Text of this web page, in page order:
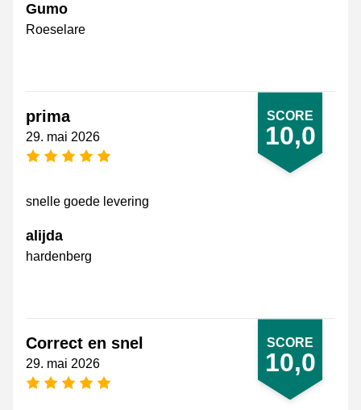
Gumo
Roeselare
SCORE
10,0
prima
29. mai 2026
[_General:NumberOfStarsPluralFormat]
snelle goede levering
alijda
hardenberg
SCORE
10,0
Correct en snel
29. mai 2026
[_General:NumberOfStarsPluralFormat]